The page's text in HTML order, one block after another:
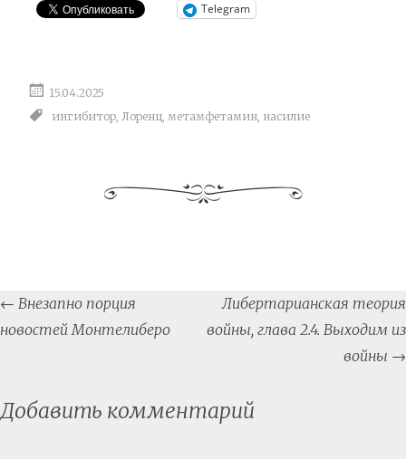
Telegram
15.04.2025
ингибитор, Лоренц, метамфетамин, насилие
Post
navigation
← Внезапно порция
новостей Монтелиберо
Либертарианская теория
войны, глава 2.4. Выходим из
войны →
Добавить комментарий